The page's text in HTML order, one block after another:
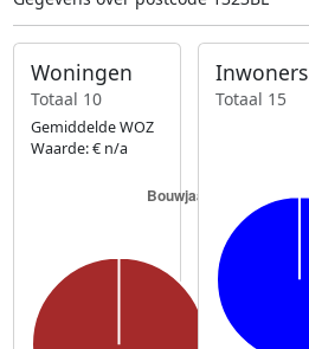
Woningen
Totaal 10
Gemiddelde WOZ
Waarde: € n/a
Inwoners
Totaal 15